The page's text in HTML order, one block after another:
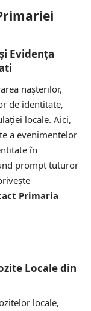
Evidența
nașterilor,
de identitate,
locale. Aici,
a evenimentelor
în
prompt tuturor
Primaria
Locale din
locale,